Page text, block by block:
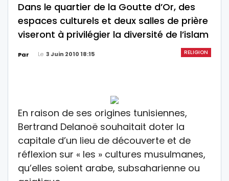
Dans le quartier de la Goutte d’Or, des
espaces culturels et deux salles de prière
viseront à privilégier la diversité de l’islam
RELIGION
Par Le 3 Juin 2010 18:15
En raison de ses origines tunisiennes,
Bertrand Delanoë souhaitait doter la
capitale d’un lieu de découverte et de
réflexion sur « les » cultures musulmanes,
qu’elles soient arabe, subsaharienne ou